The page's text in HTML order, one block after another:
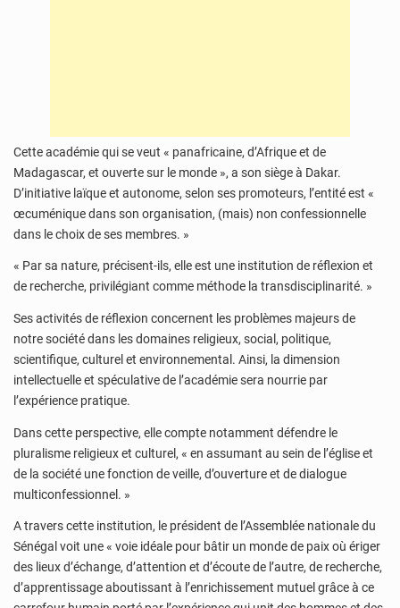
Cette académie qui se veut « panafricaine, d’Afrique et de
Madagascar, et ouverte sur le monde », a son siège à Dakar.
D’initiative laïque et autonome, selon ses promoteurs, l’entité est «
œcuménique dans son organisation, (mais) non confessionnelle
dans le choix de ses membres. »
« Par sa nature, précisent-ils, elle est une institution de réflexion et
de recherche, privilégiant comme méthode la transdisciplinarité. »
Ses activités de réflexion concernent les problèmes majeurs de
notre société dans les domaines religieux, social, politique,
scientifique, culturel et environnemental. Ainsi, la dimension
intellectuelle et spéculative de l’académie sera nourrie par
l’expérience pratique.
Dans cette perspective, elle compte notamment défendre le
pluralisme religieux et culturel, « en assumant au sein de l’église et
de la société une fonction de veille, d’ouverture et de dialogue
multiconfessionnel. »
A travers cette institution, le président de l’Assemblée nationale du
Sénégal voit une « voie idéale pour bâtir un monde de paix où ériger
des lieux d’échange, d’attention et d’écoute de l’autre, de recherche,
d’apprentissage aboutissant à l’enrichissement mutuel grâce à ce